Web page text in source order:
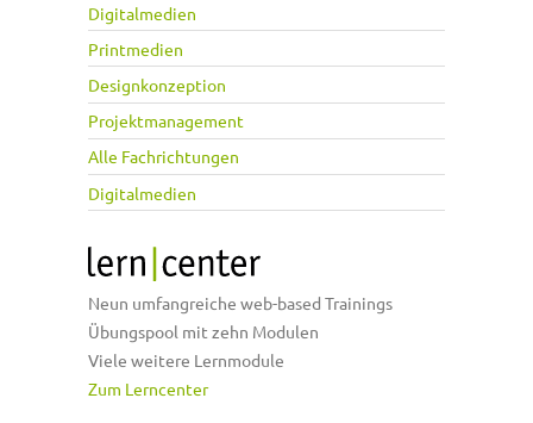
Digitalmedien
Printmedien
Designkonzeption
Projektmanagement
Alle Fachrichtungen
Digitalmedien
Neun umfangreiche web-based Trainings
Übungspool mit zehn Modulen
Viele weitere Lernmodule
Zum Lerncenter